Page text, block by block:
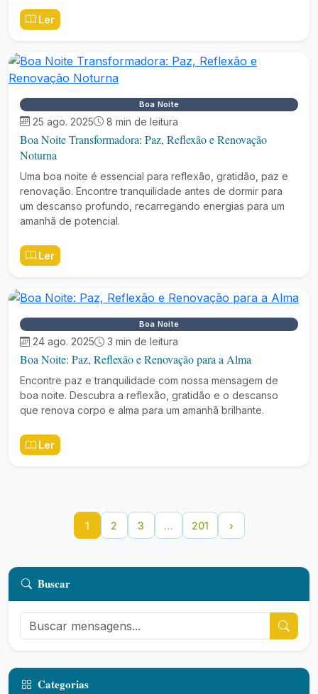
Ler
Boa Noite
25 ago. 2025 8 min de leitura
Boa Noite Transformadora: Paz, Reflexão e Renovação
Noturna
Uma boa noite é essencial para reflexão, gratidão, paz e
renovação. Encontre tranquilidade antes de dormir para
um descanso profundo, recarregando energias para um
amanhã de potencial.
Ler
Boa Noite
24 ago. 2025 3 min de leitura
Boa Noite: Paz, Reflexão e Renovação para a Alma
Encontre paz e tranquilidade com nossa mensagem de
boa noite. Descubra a reflexão, gratidão e o descanso
que renova corpo e alma para um amanhã brilhante.
Ler
1 2 3 … 201 ›
Buscar
Categorias